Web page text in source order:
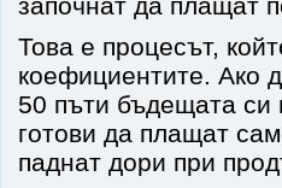
Това е процесът,
коефициентите. Ако
50 пъти бъдещата си
готови да плащат
паднат дори при